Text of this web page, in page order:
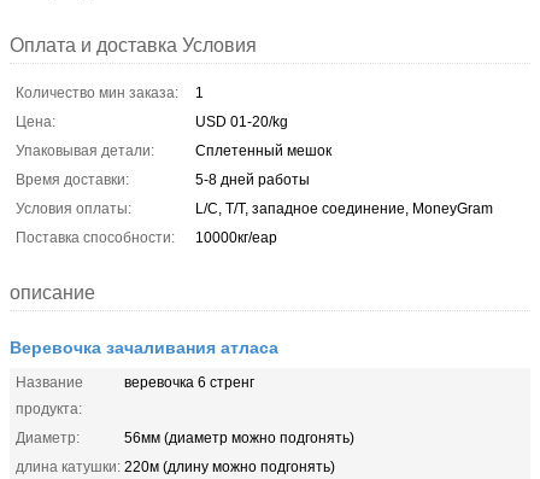
Оплата и доставка Условия
Количество мин заказа:
1
Цена:
USD 01-20/kg
Упаковывая детали:
Сплетенный мешок
Время доставки:
5-8 дней работы
Условия оплаты:
L/C, T/T, западное соединение, MoneyGram
Поставка способности:
10000кг/еар
описание
Веревочка зачаливания атласа
Название
продукта:
веревочка 6 стренг
Диаметр:
56мм (диаметр можно подгонять)
длина катушки: 220м (длину можно подгонять)